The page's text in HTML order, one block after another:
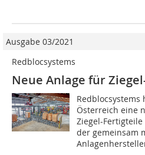
Ausgabe 03/2021
Redblocsystems
Neue Anlage für
Redblocsystems
Österreich eine
Ziegel-
der gemeinsam